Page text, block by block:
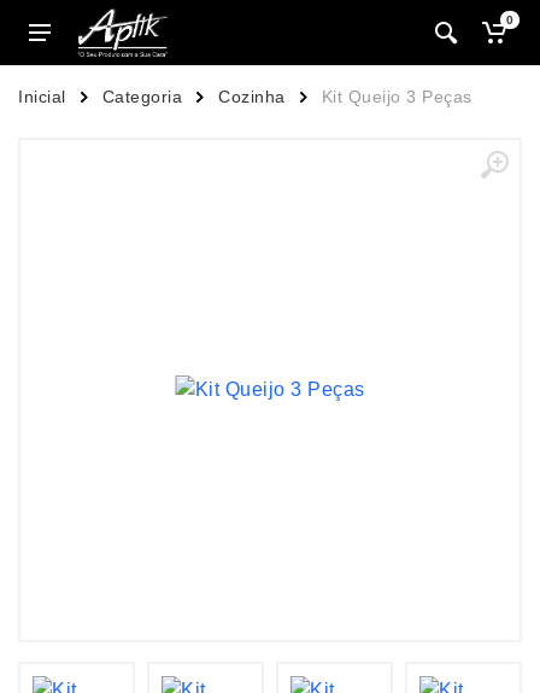
0
Inicial Categoria Cozinha Kit Queijo 3 Peças